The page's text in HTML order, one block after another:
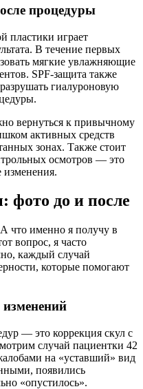
процедуры
пластики играет
В течение первых
мягкие увлажняющие
SPF-защита также
гиалуроновую
вернуться к привычному
активных средств
зонах. Также стоит
осмотров — это
изменения.
фото до и после
что именно я получу в
вопрос, я часто
каждый случай
которые помогают
— это коррекция скул с
случай пациентки 42
на «уставший» вид
появились
«опустилось».